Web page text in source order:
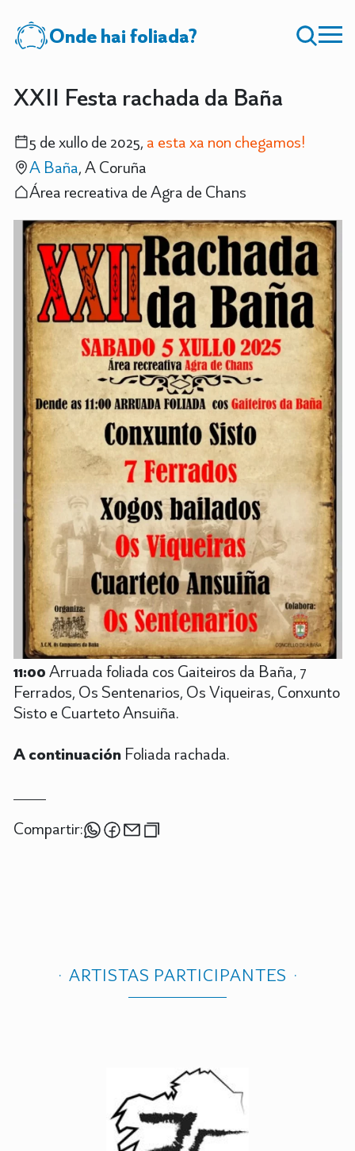
Onde hai foliada?
XXII Festa rachada da Baña
5 de xullo de 2025, a esta xa non chegamos!
A Baña, A Coruña
Área recreativa de Agra de Chans
11:00Arruada foliada cos Gaiteiros da Baña, 7
Ferrados, Os Sentenarios, Os Viqueiras, Conxunto
Sisto e Cuarteto Ansuiña.
A continuaciónFoliada rachada.
Compartir:
ARTISTAS PARTICIPANTES